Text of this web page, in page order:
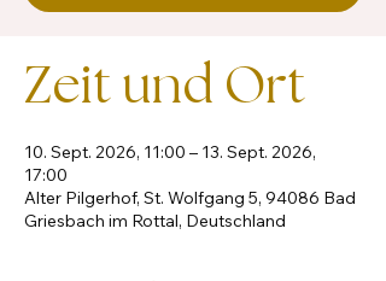
Zeit und Ort
10. Sept. 2026, 11:00 – 13. Sept. 2026,
17:00
Alter Pilgerhof, St. Wolfgang 5, 94086 Bad
Griesbach im Rottal, Deutschland